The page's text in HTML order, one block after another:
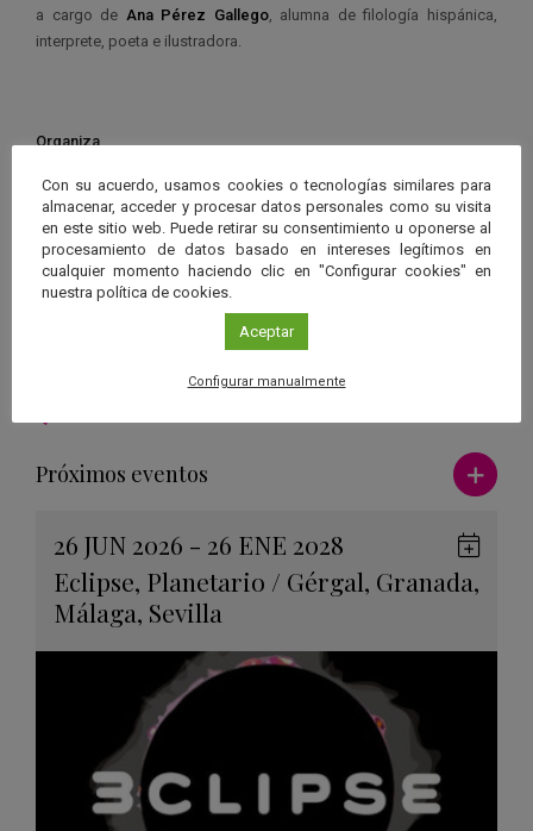
a cargo de Ana Pérez Gallego, alumna de filología hispánica,
interprete, poeta e ilustradora.
Organiza
Centro
Instituto de Astrofísica de Andalucía
Plazas
La entrada es libre hasta completar aforo.
Más información
https://www.iaa.csic.es/noticias/100-horas-astronomia-en-el-iaa
Próximos eventos Ver más
26 JUN 2026 - 26 ENE 2028
Eclipse, Planetario / Gérgal, Granada,
Málaga, Sevilla
en
Con su acuerdo, usamos cookies o tecnologías similares para
almacenar, acceder y procesar datos personales como su visita
en este sitio web. Puede retirar su consentimiento u oponerse al
procesamiento de datos basado en intereses legítimos en
cualquier momento haciendo clic en "Configurar cookies" en
nuestra política de cookies.
Aceptar
Configurar manualmente